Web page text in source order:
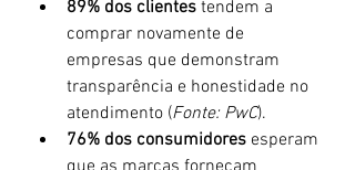
89% dos clientes tendem a
comprar novamente de
empresas que demonstram
transparência e honestidade no
atendimento (Fonte: PwC).
76% dos consumidores esperam